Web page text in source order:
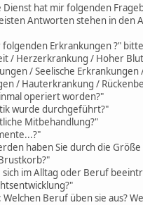
Dienst hat mir folgenden
Antworten stehen in den
folgenden Erkrankungen ?"
/ Herzerkrankung / Hoher
/ Seelische Erkrankungen
/ Hauterkrankung /
operiert worden?"
wurde durchgeführt?"
Mitbehandlung?"
haben Sie durch die
sich im Alltag oder Beruf
Welchen Beruf üben sie aus?